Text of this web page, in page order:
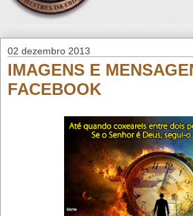
02 dezembro 2013
IMAGENS E
FACEBOOK